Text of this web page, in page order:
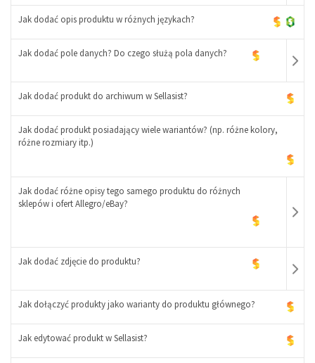
+
+
Jak dodać opis produktu w różnych językach?
Jak dodać pole danych? Do czego służą pola danych?
-
Jak dodać produkt do archiwum w Sellasist?
Jak dodać produkt posiadający wiele wariantów? (np. różne kolory,
różne rozmiary itp.)
Jak dodać różne opisy tego samego produktu do różnych
sklepów i ofert Allegro/eBay?
-
+
Jak dodać zdjęcie do produktu?
Jak dołączyć produkty jako warianty do produktu głównego?
Jak edytować produkt w Sellasist?